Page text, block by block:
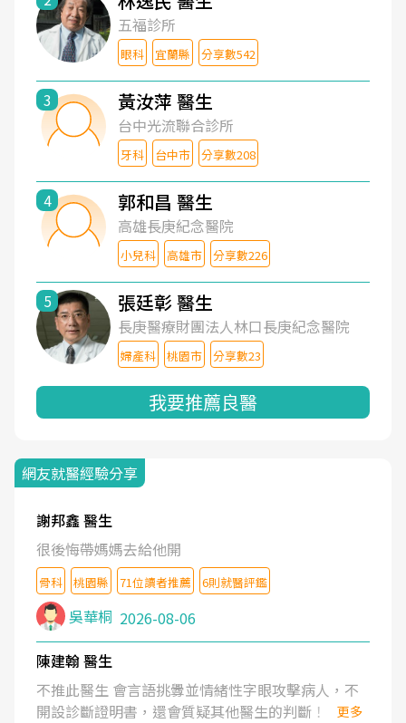
五福診所
眼科 宜蘭縣 分享數542
3 黃汝萍 醫生
台中光流聯合診所
牙科 台中市 分享數208
4 郭和昌 醫生
高雄長庚紀念醫院
小兒科 高雄市 分享數226
5 張廷彰 醫生
長庚醫療財團法人林口長庚紀念醫院
婦產科 桃園市 分享數23
我要推薦良醫
網友就醫經驗分享
謝邦鑫 醫生
很後悔帶媽媽去給他開
骨科 桃園縣 71位讀者推薦 6則就醫評鑑
吳華桐 2026-08-06
陳建翰 醫生
不推此醫生 會言語挑釁並情緒性字眼攻擊病人，不
開設診斷證明書，還會質疑其他醫生的判斷！
更多